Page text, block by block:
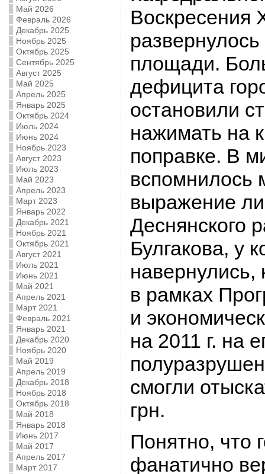
Май 2026
Февраль 2026
Декабрь 2025
Ноябрь 2025
Октябрь 2025
Сентябрь 2025
Август 2025
Май 2025
Апрель 2025
Январь 2025
Октябрь 2024
Июль 2024
Июнь 2024
Ноябрь 2023
Август 2023
Июль 2023
Май 2023
Апрель 2023
Март 2023
Январь 2022
Декабрь 2021
Ноябрь 2021
Октябрь 2021
Август 2021
Июль 2021
Июнь 2021
Май 2021
Апрель 2021
Март 2021
Февраль 2021
Январь 2021
Декабрь 2020
Ноябрь 2020
Май 2019
Апрель 2019
Декабрь 2018
Ноябрь 2018
Октябрь 2018
Май 2018
Январь 2018
Июнь 2017
Май 2017
Апрель 2017
Март 2017
Воскресения
площади.
дефицита
остановили
нажимать на
поправке. В
вспомнилось
выражение
Деснянского
Булгакова, у
навернулись,
в рамках
и
на 2011 г. на
смогли
грн.
Понятно, что
фанатично